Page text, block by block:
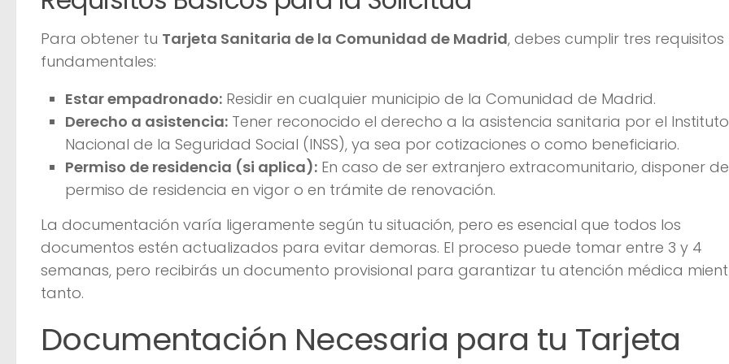
Para obtener tu Tarjeta Sanitaria de la Comunidad de Madrid, debes cumplir tres requisitos
fundamentales:
Estar empadronado: Residir en cualquier municipio de la Comunidad de Madrid.
Derecho a asistencia: Tener reconocido el derecho a la asistencia sanitaria por el Instituto
Nacional de la Seguridad Social (INSS), ya sea por cotizaciones o como beneficiario.
Permiso de residencia (si aplica): En caso de ser extranjero extracomunitario, disponer de
permiso de residencia en vigor o en trámite de renovación.
La documentación varía ligeramente según tu situación, pero es esencial que todos los
documentos estén actualizados para evitar demoras. El proceso puede tomar entre 3 y 4
semanas, pero recibirás un documento provisional para garantizar tu atención médica
tanto.
Documentación Necesaria para tu Tarjeta